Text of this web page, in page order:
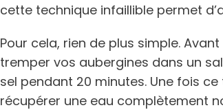
cette technique infaillible permet
Pour cela, rien de plus simple.
tremper vos aubergines dans un
sel pendant 20 minutes. Une fois
récupérer une eau complètement